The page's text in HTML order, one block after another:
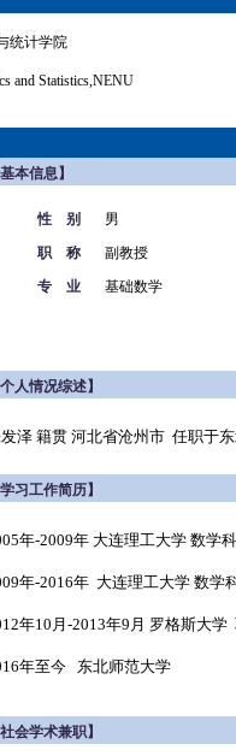
统计学院
and Statistics,NENU
基本信息】
性 别
男
职 称
副教授
专 业
基础数学
个人情况综述】
泽 籍贯 河北省沧州市 任职于
学习工作简历】
年-2009年 大连理工大学 数
年-2016年 大连理工大学 数
年10月-2013年9月 罗格斯大学
年至今 东北师范大学
社会学术兼职】